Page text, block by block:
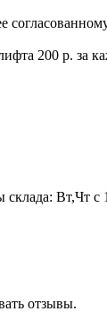
200 р. за
Вт,Чт с
отзывы.